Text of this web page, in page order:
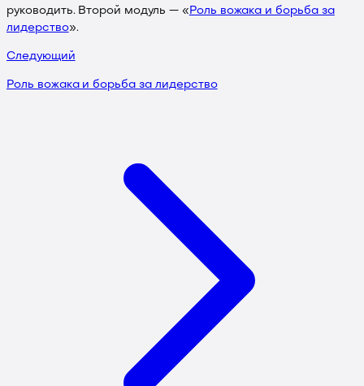
руководить. Второй модуль — « Роль вожака и борьба за
лидерство».
Следующий
Роль вожака и борьба за лидерство